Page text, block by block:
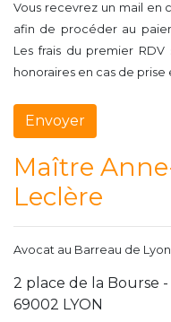
Vous recevrez un mail en
afin de procéder au
Les frais du premier
honoraires en cas de
Maître
Leclère
Avocat au Barreau de
2 place de la Bourse
69002 LYON